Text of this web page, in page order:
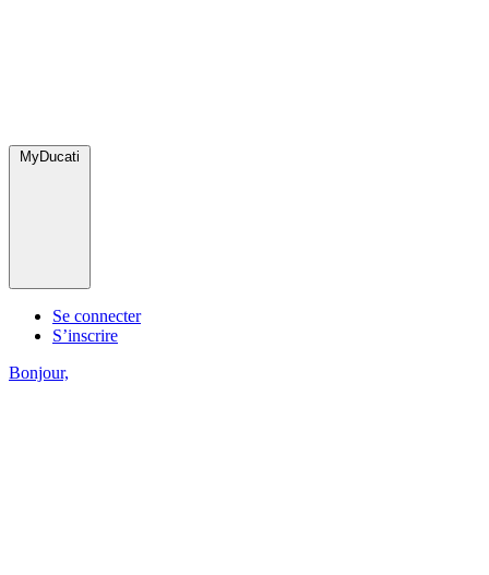
MyDucati
Se connecter
S’inscrire
Bonjour,